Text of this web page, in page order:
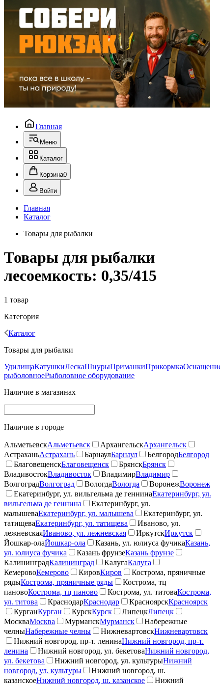
Главная
Меню
Каталог
Корзина0
Войти
Главная
Каталог
Товары для рыбалки
Товары для рыбалки
лесоемкость: 0,35/415
1 товар
Категория
Каталог
Товары для рыбалки
УдилищаКатушкиЛескаШнурыПриманкиПрикормка
рыболовноеРыболовное оборудование
Наличие в магазинах
Наличие в городе
АльметьевскАльметьевск АрхангельскАрхангельск
АстраханьАстрахань БарнаулБарнаул БелгородБелгород
БлаговещенскБлаговещенск БрянскБрянск
ВладивостокВладивосток ВладимирВладимир
ВолгоградВолгоград ВологдаВологда ВоронежВоронеж
Екатеринбург, ул. вильгельма де геннинаЕкатеринбург, ул.
вильгельма де геннина
Екатеринбург, ул.
малышеваЕкатеринбург, ул. малышева
Екатеринбург, ул.
татищеваЕкатеринбург, ул. татищева
Иваново, ул.
лежневскаяИваново, ул. лежневская ИркутскИркутск
Йошкар-олаЙошкар-ола Казань, ул. юлиуса фучикаКазань,
ул. юлиуса фучика
Казань фрунзеКазань фрунзе
КалининградКалининград КалугаКалуга
КемеровоКемерово КировКиров
Кострома, пряничные
рядыКострома, пряничные ряды
Кострома, тц
пановоКострома, тц паново Кострома, ул. титоваКострома,
ул. титова
КраснодарКраснодар КрасноярскКрасноярск
КурганКурган КурскКурск ЛипецкЛипецк
МоскваМосква МурманскМурманск
Набережные
челныНабережные челны НижневартовскНижневартовск
Нижний новгород, пр-т. ленинаНижний новгород, пр-т.
ленина
Нижний новгород, ул. бекетоваНижний новгород,
ул. бекетова
Нижний новгород, ул. культурыНижний
новгород, ул. культуры
Нижний новгород, ш.
казанскоеНижний новгород, ш. казанское
Нижний